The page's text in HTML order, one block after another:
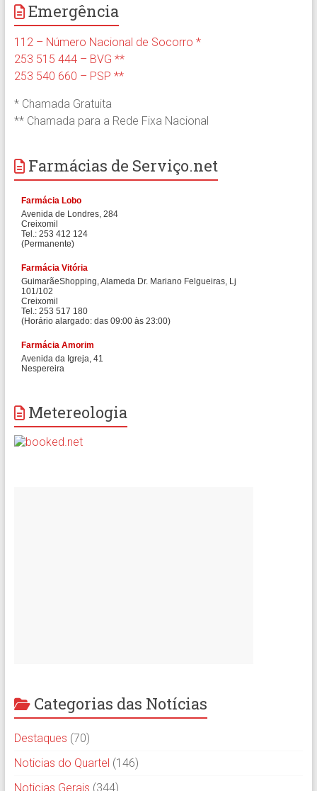
Emergência
112 – Número Nacional de Socorro *
253 515 444 – BVG **
253 540 660 – PSP **
* Chamada Gratuita
** Chamada para a Rede Fixa Nacional
Farmácias de Serviço.net
Metereologia
Categorias das Notícias
Destaques (70)
Noticias do Quartel (146)
Noticias Gerais (344)